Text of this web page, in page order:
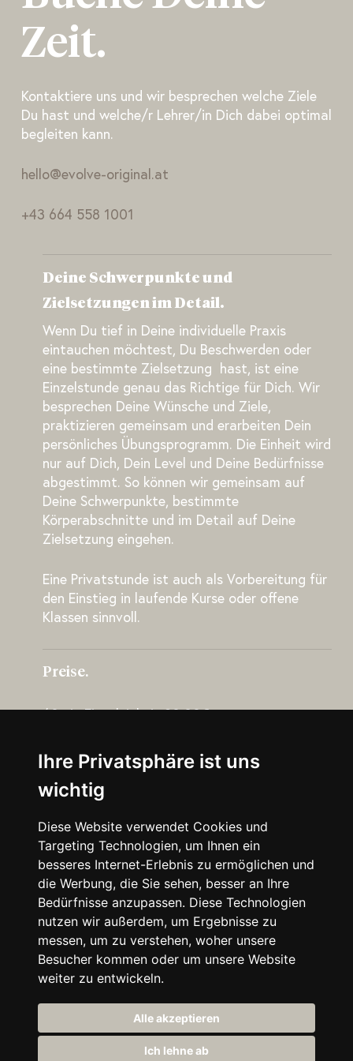
Ihre Privatsphäre ist uns
wichtig
Diese Website verwendet Cookies und
Targeting Technologien, um Ihnen ein
besseres Internet-Erlebnis zu ermöglichen und
die Werbung, die Sie sehen, besser an Ihre
Bedürfnisse anzupassen. Diese Technologien
nutzen wir außerdem, um Ergebnisse zu
messen, um zu verstehen, woher unsere
Besucher kommen oder um unsere Website
weiter zu entwickeln.
Alle akzeptieren
Ich lehne ab
Zeit.
Kontaktiere uns und wir besprechen welche Ziele
Du hast und welche/r Lehrer/in Dich dabei optimal
begleiten kann.
hello@evolve-original.at
+43 664 558 1001
Deine Schwerpunkte und
Zielsetzungen im Detail.
Wenn Du tief in Deine individuelle Praxis
eintauchen möchtest, Du Beschwerden oder
eine bestimmte Zielsetzung hast, ist eine
Einzelstunde genau das Richtige für Dich. Wir
besprechen Deine Wünsche und Ziele,
praktizieren gemeinsam und erarbeiten Dein
persönliches Übungsprogramm. Die Einheit wird
nur auf Dich, Dein Level und Deine Bedürfnisse
abgestimmt. So können wir gemeinsam auf
Deine Schwerpunkte, bestimmte
Körperabschnitte und im Detail auf Deine
Zielsetzung eingehen.
Eine Privatstunde ist auch als Vorbereitung für
den Einstieg in laufende Kurse oder offene
Klassen sinnvoll.
Preise.
5er-Block 380,00€ (76,00€ pro Einheit)
10er-Block 720,00€ (72,00€ pro Einheit)
Kontaktiere uns für mehr Details.